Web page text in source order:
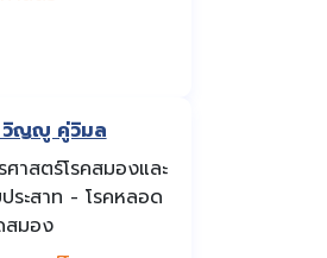
ญญู คู่วิมล
ศาสตร์โรคสมองและ
ระสาท - โรคหลอด
สมอง